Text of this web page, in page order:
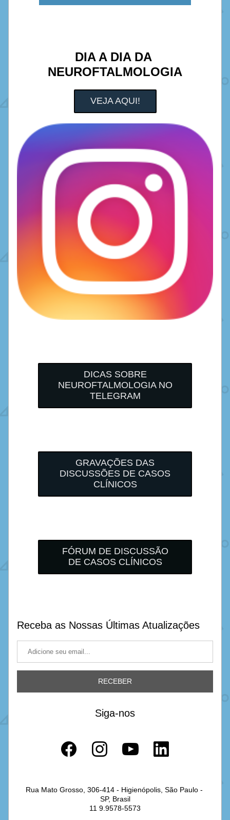
DIA A DIA DA
NEUROFTALMOLOGIA
VEJA AQUI!
DICAS SOBRE
NEUROFTALMOLOGIA NO
TELEGRAM
GRAVAÇÕES DAS
DISCUSSÕES DE CASOS
CLÍNICOS
FÓRUM DE DISCUSSÃO
DE CASOS CLÍNICOS
Receba as Nossas Últimas Atualizações
RECEBER
Siga-nos
Rua Mato Grosso, 306-414 - Higienópolis, São Paulo -
SP, Brasil
11 9.9578-5573